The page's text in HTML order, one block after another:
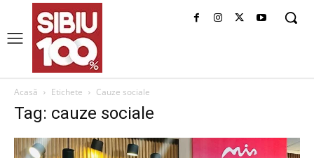
Acasă Etichete Cauze sociale
Tag: cauze sociale